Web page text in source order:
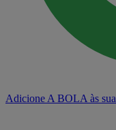
Adicione A BOLA às